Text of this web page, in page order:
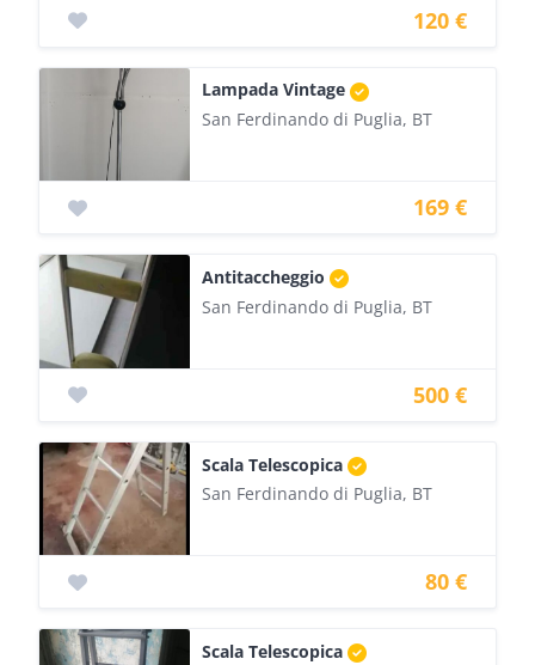
120 €
Lampada Vintage
San Ferdinando di Puglia, BT
169 €
Antitaccheggio
San Ferdinando di Puglia, BT
500 €
Scala Telescopica
San Ferdinando di Puglia, BT
80 €
Scala Telescopica